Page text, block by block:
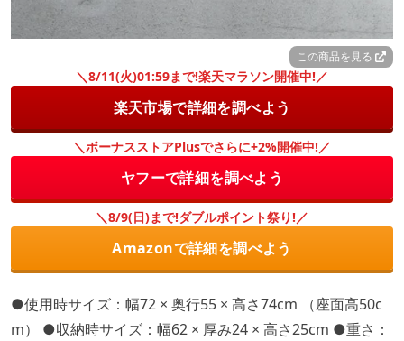
この商品を見る
＼8/11(火)01:59まで!楽天マラソン開催中!／
楽天市場で詳細を調べよう
＼ボーナスストアPlusでさらに+2%開催中!／
ヤフーで詳細を調べよう
＼8/9(日)まで!ダブルポイント祭り!／
Amazonで詳細を調べよう
●使用時サイズ：幅72 × 奥行55 × 高さ74cm （座面高50c
m） ●収納時サイズ：幅62 × 厚み24 × 高さ25cm ●重さ：